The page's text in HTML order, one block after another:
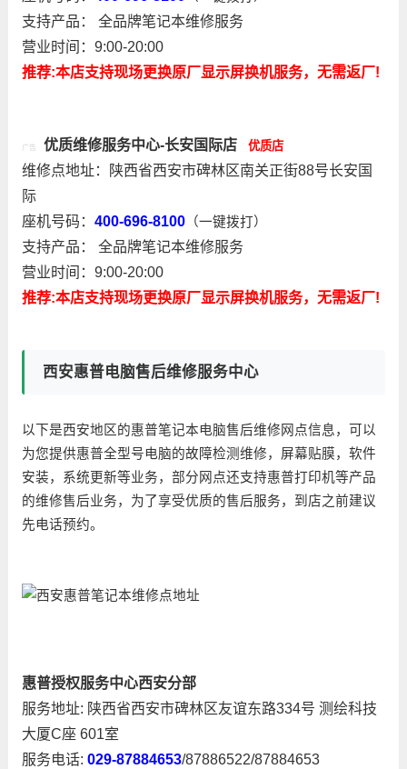
支持产品： 全品牌笔记本维修服务
营业时间：9:00-20:00
推荐:本店支持现场更换原厂显示屏换机服务，无需返厂!
广告 优质维修服务中心-长安国际店 优质店
维修点地址：陕西省西安市碑林区南关正街88号长安国
际
座机号码： 400-696-8100（一键拨打）
支持产品： 全品牌笔记本维修服务
营业时间：9:00-20:00
推荐:本店支持现场更换原厂显示屏换机服务，无需返厂!
西安惠普电脑售后维修服务中心
以下是西安地区的惠普笔记本电脑售后维修网点信息，可以
为您提供惠普全型号电脑的故障检测维修，屏幕贴膜，软件
安装，系统更新等业务，部分网点还支持惠普打印机等产品
的维修售后业务，为了享受优质的售后服务，到店之前建议
先电话预约。
惠普授权服务中心西安分部
服务地址: 陕西省西安市碑林区友谊东路334号 测绘科技
大厦C座 601室
服务电话: 029-87884653/87886522/87884653